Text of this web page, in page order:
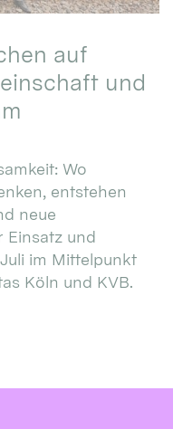
auf
und
Wo
entstehen
neue
Einsatz und
im Mittelpunkt
Köln und KVB.